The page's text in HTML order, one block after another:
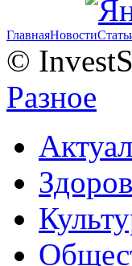
ГлавнаяНовости
©
Разное